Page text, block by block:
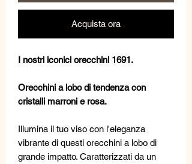
Acquista ora
I nostri iconici orecchini 1691.
Orecchini a lobo di tendenza con
cristalli marroni e rosa.
Illumina il tuo viso con l'eleganza
vibrante di questi orecchini a lobo di
grande impatto. Caratterizzati da un